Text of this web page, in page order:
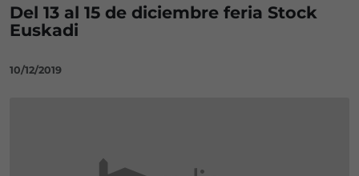
Del 13 al 15 de diciembre feria Stock
Euskadi
10/12/2019